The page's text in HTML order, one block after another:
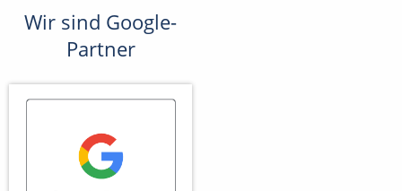
Wir sind Google-
Partner